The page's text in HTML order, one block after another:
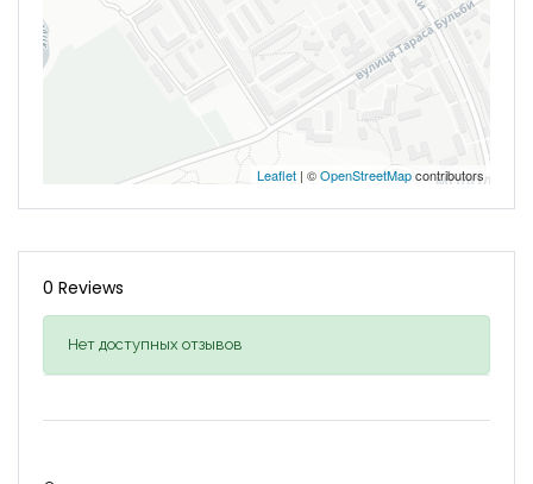
Leaflet | ©OpenStreetMapcontributors
0 Reviews
Нет доступных отзывов